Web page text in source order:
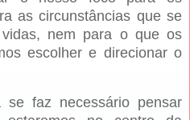
as circunstâncias que se
nem para o que os
escolher e direcionar o
se faz necessário pensar